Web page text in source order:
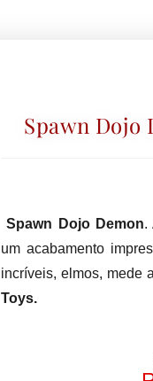
Spawn Dojo
Spawn Dojo Demon.
um acabamento
incríveis, elmos, mede
Toys.